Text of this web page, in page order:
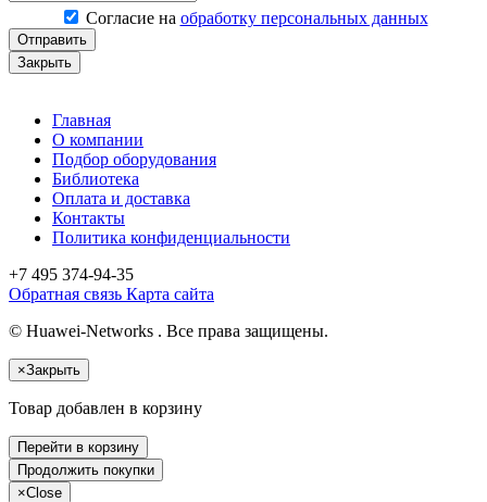
Согласие на обработку персональных данных
Отправить
Закрыть
Главная
О компании
Подбор оборудования
Библиотека
Оплата и доставка
Контакты
Политика конфиденциальности
+7 495 374-94-35
Обратная связь Карта сайта
© Huawei-Networks . Все права защищены.
×Закрыть
Товар добавлен в корзину
Перейти в корзину
Продолжить покупки
×Close